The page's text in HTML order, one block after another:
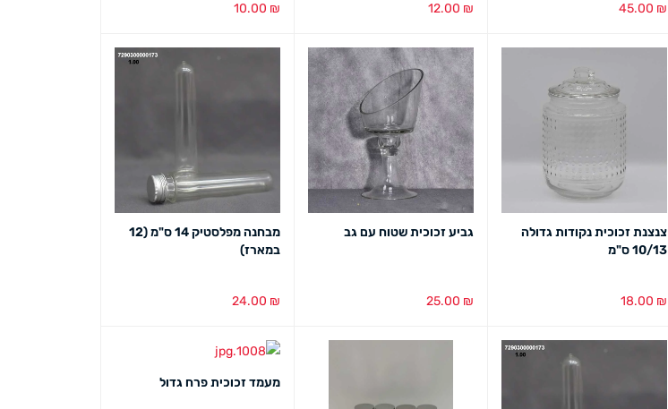
45.00 ₪
12.00 ₪
10.00 ₪
צנצנת זכוכית נקודות גדולה
10/13 ס"מ
18.00 ₪
גביע זכוכית שטוח עם גב
25.00 ₪
מבחנה מפלסטיק 14 ס"מ (12
במארז)
24.00 ₪
מעמד זכוכית פרח גדול